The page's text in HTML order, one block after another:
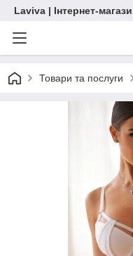
Laviva | Інтернет-
Товари та послуги